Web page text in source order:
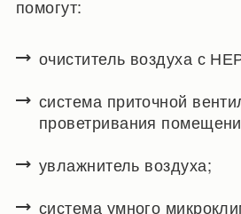
помогут:
очиститель воздуха с
система приточной
проветривания
увлажнитель воздуха;
система умного